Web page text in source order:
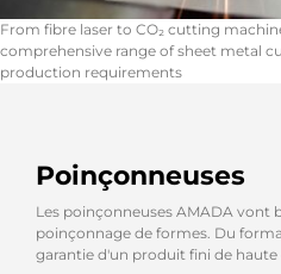
From fibre laser to CO₂ cutting
comprehensive range of sheet metal
production requirements
Poinçonneuses
Les poinçonneuses AMADA vont
poinçonnage de formes. Du
garantie d'un produit fini de haute